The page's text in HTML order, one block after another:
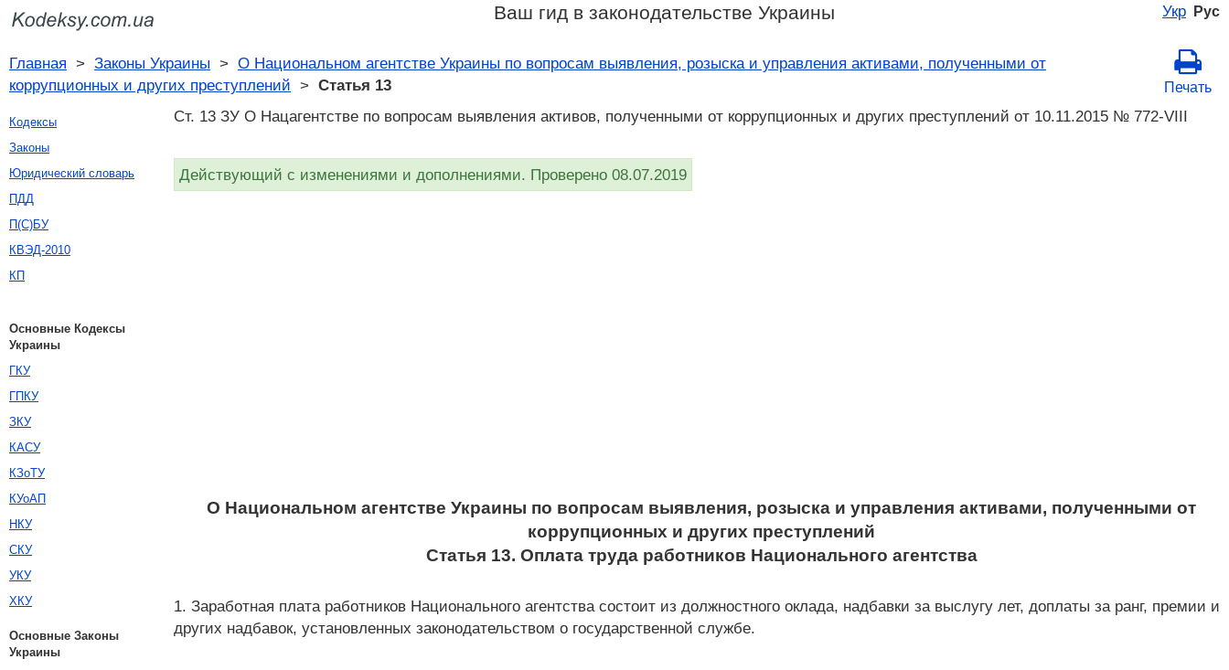
Укр Рус
Ваш гид в законодательстве Украины
Главная > Законы Украины > О Национальном агентстве Украины по вопросам выявления, розыска и управления активами, полученными от
коррупционных и других преступлений > Статья 13 Печать
Ст. 13 ЗУ О Нацагентстве по вопросам выявления активов, полученными от коррупционных и других преступлений от 10.11.2015 № 772-VIII
Действующий с изменениями и дополнениями. Проверено 08.07.2019
О Национальном агентстве Украины по вопросам выявления, розыска и управления активами, полученными от
коррупционных и других преступлений
Статья 13. Оплата труда работников Национального агентства
1. Заработная плата работников Национального агентства состоит из должностного оклада, надбавки за выслугу лет, доплаты за ранг, премии и
других надбавок, установленных законодательством о государственной службе.
Кодексы
Законы
Юридический словарь
ПДД
П(С)БУ
КВЭД-2010
КП
Основные Кодексы
Украины
ГКУ
ГПКУ
ЗКУ
КАСУ
КЗоТУ
КУоАП
НКУ
СКУ
УКУ
ХКУ
Основные Законы
Украины